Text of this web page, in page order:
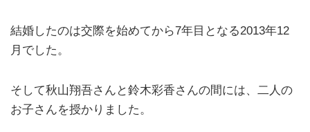
結婚したのは交際を始めてから7年目となる2013年12
月でした。
そして秋山翔吾さんと鈴木彩香さんの間には、二人の
お子さんを授かりました。